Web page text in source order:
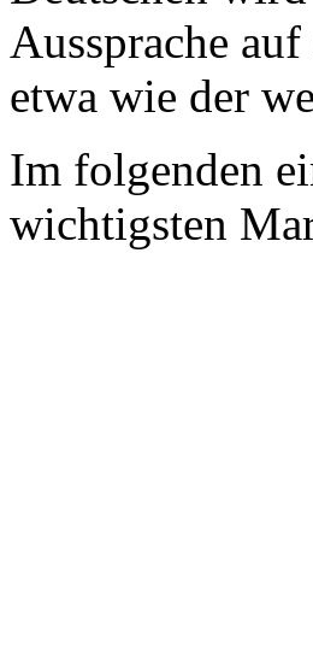
Aussprache
etwa wie der
Im folgenden
wichtigsten